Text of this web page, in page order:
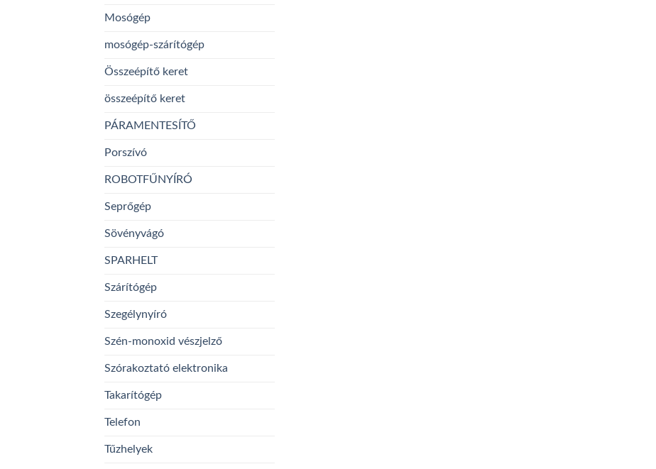
Mosógép
mosógép-szárítógép
Összeépítő keret
összeépítő keret
PÁRAMENTESÍTŐ
Porszívó
ROBOTFŰNYÍRÓ
Seprőgép
Sövényvágó
SPARHELT
Szárítógép
Szegélynyíró
Szén-monoxid vészjelző
Szórakoztató elektronika
Takarítógép
Telefon
Tűzhelyek